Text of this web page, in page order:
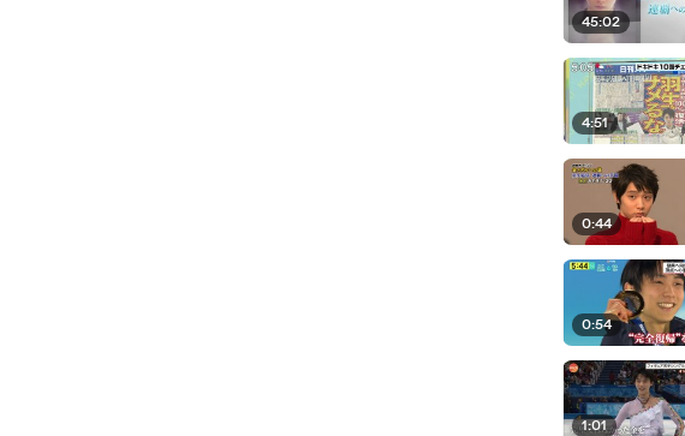
45:02
4:51
0:44
0:54
1:01